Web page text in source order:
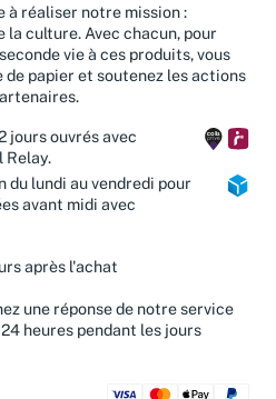
réaliser notre mission :
la culture. Avec chacun, pour
vie à ces produits, vous
de papier et soutenez les actions
jours ouvrés avec
Relay.
du lundi au vendredi pour
avant midi avec
après l'achat
une réponse de notre service
heures pendant les jours